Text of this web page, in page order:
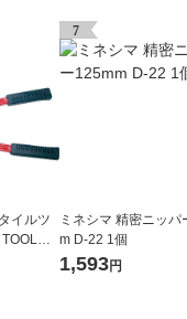
イルツ
）
GK-1
7
ミネシマ 精密ニッパ
m D-22 1個
1,593円